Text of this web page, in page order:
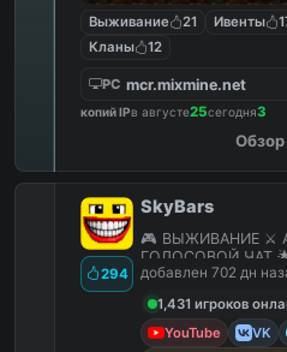
Выживание 21 Ивенты
Кланы
12
PC mcr.mixmine.net
копий IPв августе25сегодня3
Обзор
294
SkyBars
🎮 ВЫЖИВАНИЕ ⚔️
ГОЛОСОВОЙ ЧАТ
добавлен 702 дн
1,431 игроков
YouTube
VK